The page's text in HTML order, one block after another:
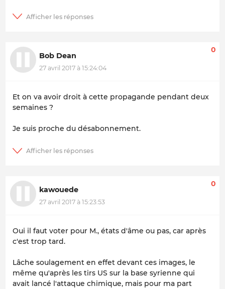
Bob Dean
27 avril 2017 à 15:24:04
0
Et on va avoir droit à cette propagande pendant deux
semaines ?
Je suis proche du désabonnement.
kawouede
27 avril 2017 à 15:23:53
0
Oui il faut voter pour M., états d'âme ou pas, car après
c'est trop tard.
Lâche soulagement en effet devant ces images, le
même qu'après les tirs US sur la base syrienne qui
avait lancé l'attaque chimique, mais pour ma part